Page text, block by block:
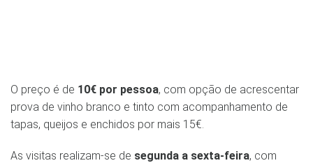
O preço é de 10€ por pessoa, com opção de acrescentar
prova de vinho branco e tinto com acompanhamento de
tapas, queijos e enchidos por mais 15€.
As visitas realizam-se de segunda a sexta-feira, com